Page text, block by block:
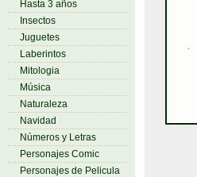
Hasta 3 años
Insectos
Juguetes
Laberintos
Mitologia
Música
Naturaleza
Navidad
Números y Letras
Personajes Comic
Personajes de Pelicula